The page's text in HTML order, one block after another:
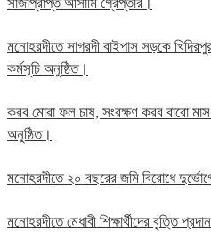
মনোহরদীতে সাগরদী বাইপাস সড়কে
কর্মসূচি অনুষ্ঠিত।
করব মোরা ফল চাষ, সংরক্ষণ করব বারো
অনুষ্ঠিত।
মনোহরদীতে ২০ বছরের জমি বিরোধে
মনোহরদীতে মেধাবী শিক্ষার্থীদের বৃত্তি